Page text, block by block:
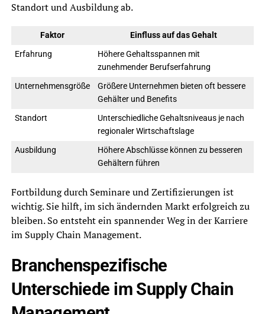
Standort und Ausbildung ab.
Faktor
Einfluss auf das Gehalt
Erfahrung
Höhere Gehaltsspannen mit
zunehmender Berufserfahrung
Unternehmensgröße
Größere Unternehmen bieten oft bessere
Gehälter und Benefits
Standort
Unterschiedliche Gehaltsniveaus je nach
regionaler Wirtschaftslage
Ausbildung
Höhere Abschlüsse können zu besseren
Gehältern führen
Fortbildung durch Seminare und Zertifizierungen ist
wichtig. Sie hilft, im sich ändernden Markt erfolgreich zu
bleiben. So entsteht ein spannender Weg in der Karriere
im Supply Chain Management.
Branchenspezifische
Unterschiede im Supply Chain